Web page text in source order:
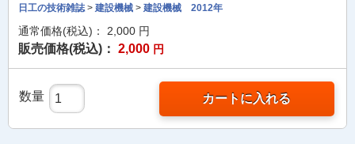
日工の技術雑誌> 建設機械 > 建設機械 2012年
通常価格(税込)： 2,000 円
販売価格(税込)： 2,000 円
数量 カートに入れる